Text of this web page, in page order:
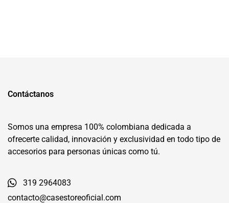
Contáctanos
Somos una empresa 100% colombiana dedicada a
ofrecerte calidad, innovación y exclusividad en todo tipo de
accesorios para personas únicas como tú.
319 2964083
contacto@casestoreoficial.com